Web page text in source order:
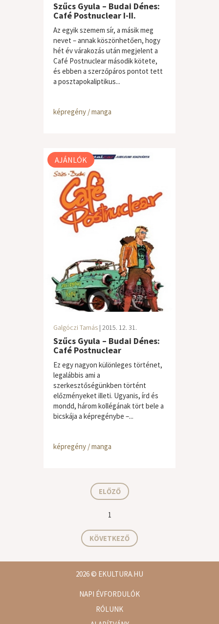
Szűcs Gyula – Budai Dénes:
Café Postnuclear I-II.
Az egyik szemem sír, a másik meg
nevet – annak köszönhetően, hogy
hét év várakozás után megjelent a
Café Postnuclear második kötete,
és ebben a szerzőpáros pontot tett
a posztapokaliptikus...
képregény / manga
AJÁNLÓK
Galgóczi Tamás | 2015. 12. 31.
Szűcs Gyula – Budai Dénes:
Café Postnuclear
Ez egy nagyon különleges történet,
legalábbis ami a
szerkesztőségünkben történt
előzményeket illeti. Ugyanis, írd és
mondd, három kollégának tört bele a
bicskája a képregénybe –...
képregény / manga
ELŐZŐ
1
KÖVETKEZŐ
2026© EKULTURA.HU
NAPI ÉVFORDULÓK
RÓLUNK